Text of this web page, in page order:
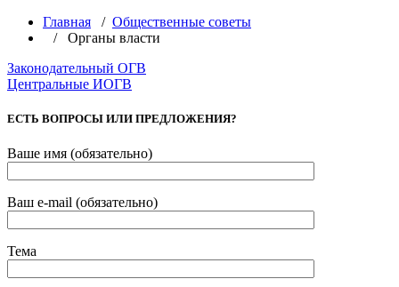
Главная / Общественные советы
/ Органы власти
Законодательный ОГВ
Центральные ИОГВ
ЕСТЬ ВОПРОСЫ ИЛИ ПРЕДЛОЖЕНИЯ?
Ваше имя (обязательно)
Ваш e-mail (обязательно)
Тема